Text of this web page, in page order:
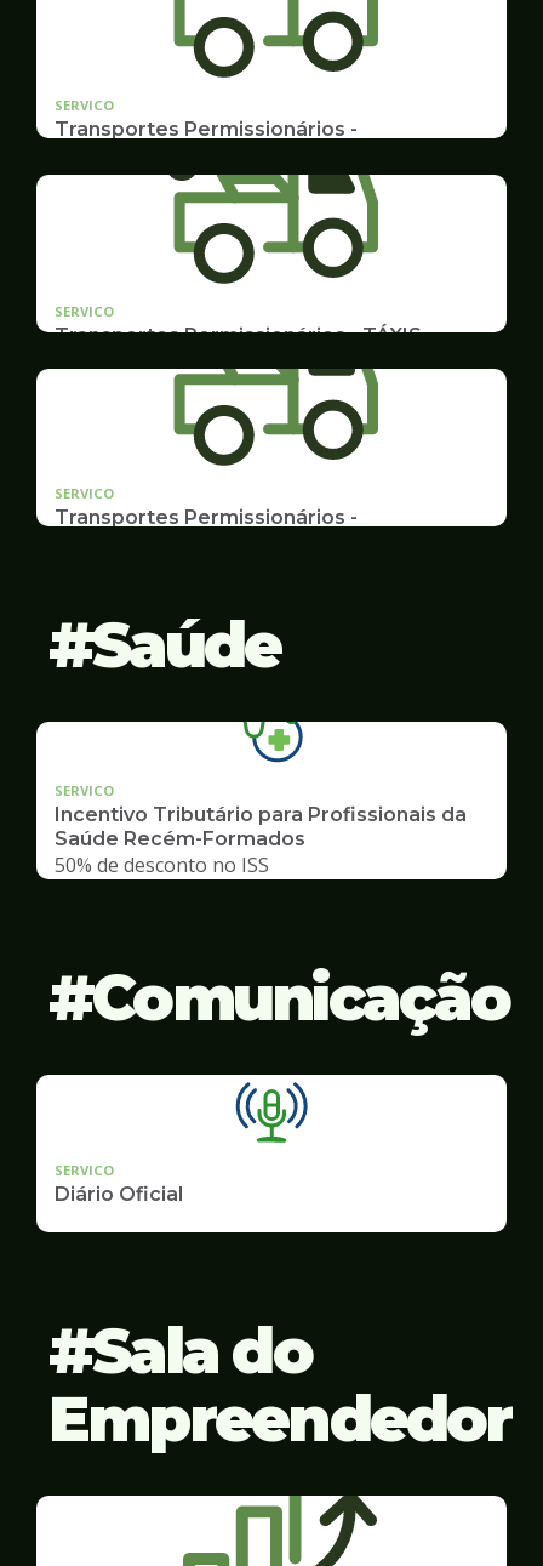
SERVICO
Transportes Permissionários -
Documentação, Requerimento
SERVICO
Transportes Permissionários - TÁXIS
SERVICO
Transportes Permissionários -
Saúde
SERVICO
Incentivo Tributário para Profissionais da
Saúde Recém-Formados
50% de desconto no ISS
Comunicação
SERVICO
Diário Oficial
Sala do
Empreendedor